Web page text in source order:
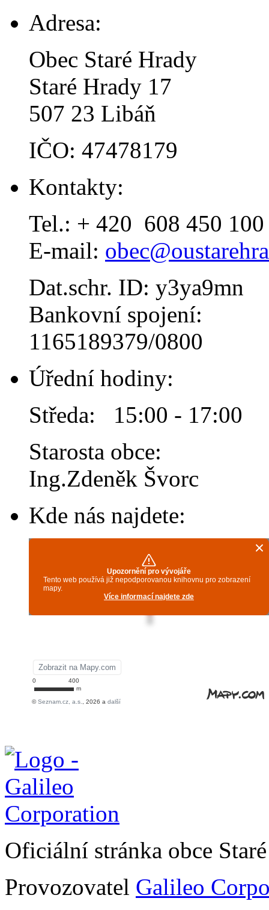
Adresa:
Obec Staré Hrady
Staré Hrady 17
507 23 Libáň
IČO: 47478179
Kontakty:
Tel.: + 420 608 450 100
E-mail:
Dat.schr. ID: y3ya9mn
Bankovní spojení:
1165189379/0800
Úřední hodiny:
Středa: 15:00 - 17:00
Starosta obce:
Ing.Zdeněk Švorc
Kde nás najdete:
Oficiální stránka obce
Provozovatel Galileo